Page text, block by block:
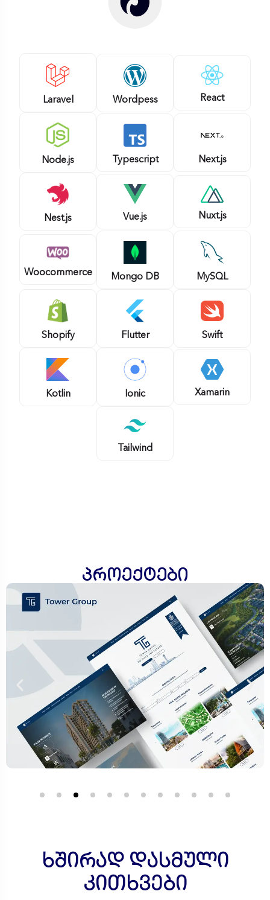
Laravel Wordpess React
Node.js Typescript Next.js
Nest.js Vue.js Nuxt.js
Woocommerce Mongo DB MySQL
Shopify Flutter Swift
Kotlin Ionic Xamarin
Tailwind
პროექტები
ხშირად დასმული
კითხვები